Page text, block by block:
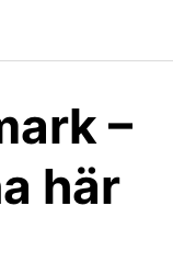
–
här